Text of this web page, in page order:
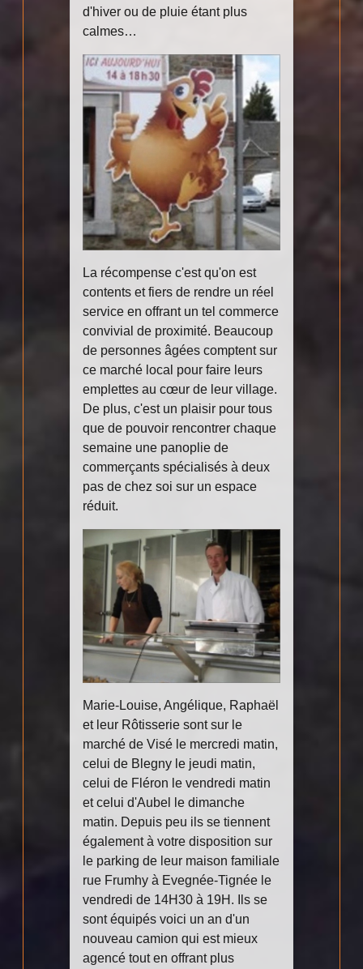
d'hiver ou de pluie étant plus
calmes…
La récompense c'est qu'on est
contents et fiers de rendre un réel
service en offrant un tel commerce
convivial de proximité. Beaucoup
de personnes âgées comptent sur
ce marché local pour faire leurs
emplettes au cœur de leur village.
De plus, c'est un plaisir pour tous
que de pouvoir rencontrer chaque
semaine une panoplie de
commerçants spécialisés à deux
pas de chez soi sur un espace
réduit.
Marie-Louise, Angélique, Raphaël
et leur Rôtisserie sont sur le
marché de Visé le mercredi matin,
celui de Blegny le jeudi matin,
celui de Fléron le vendredi matin
et celui d'Aubel le dimanche
matin. Depuis peu ils se tiennent
également à votre disposition sur
le parking de leur maison familiale
rue Frumhy à Evegnée-Tignée le
vendredi de 14H30 à 19H. Ils se
sont équipés voici un an d'un
nouveau camion qui est mieux
agencé tout en offrant plus